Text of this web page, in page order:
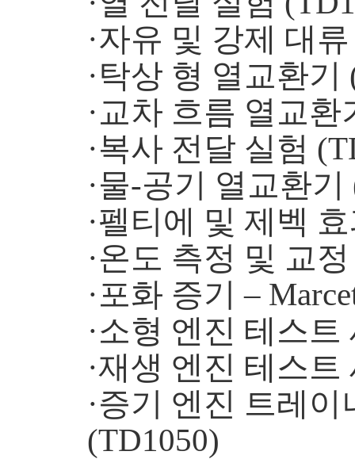
·자유 및 강제 대
·탁상 형 열교환기
·교차 흐름 열교환
·복사 전달 실험
·물-공기 열교환기
·펠티에 및 제벡
·온도 측정 및 교
·포화 증기 –
·소형 엔진 테스
·재생 엔진 테스
·증기 엔진 트레
(TD1050)